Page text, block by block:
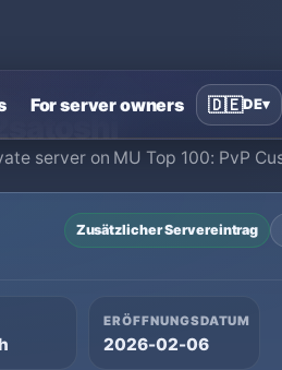
For server owners 🇩🇪DE▾
2 Private Server›L2satoshi
server on MU Top 100: PvP
Zusätzlicher Servereintrag
ERÖFFNUNGSDATUM
2026-02-06